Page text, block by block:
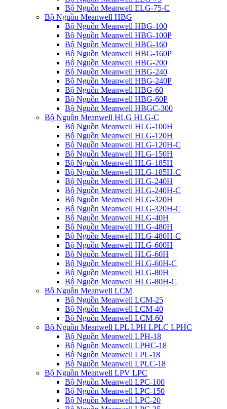
Bộ Nguồn Meanwell ELG-75-C
Bộ Nguồn Meanwell HBG
Bộ Nguồn Meanwell HBG-100
Bộ Nguồn Meanwell HBG-100P
Bộ Nguồn Meanwell HBG-160
Bộ Nguồn Meanwell HBG-160P
Bộ Nguồn Meanwell HBG-200
Bộ Nguồn Meanwell HBG-240
Bộ Nguồn Meanwell HBG-240P
Bộ Nguồn Meanwell HBG-60
Bộ Nguồn Meanwell HBG-60P
Bộ Nguồn Meanwell HBGC-300
Bộ Nguồn Meanwell HLG HLG-C
Bộ Nguồn Meanwell HLG-100H
Bộ Nguồn Meanwell HLG-120H
Bộ Nguồn Meanwell HLG-120H-C
Bộ Nguồn Meanwell HLG-150H
Bộ Nguồn Meanwell HLG-185H
Bộ Nguồn Meanwell HLG-185H-C
Bộ Nguồn Meanwell HLG-240H
Bộ Nguồn Meanwell HLG-240H-C
Bộ Nguồn Meanwell HLG-320H
Bộ Nguồn Meanwell HLG-320H-C
Bộ Nguồn Meanwell HLG-40H
Bộ Nguồn Meanwell HLG-480H
Bộ Nguồn Meanwell HLG-480H-C
Bộ Nguồn Meanwell HLG-600H
Bộ Nguồn Meanwell HLG-60H
Bộ Nguồn Meanwell HLG-60H-C
Bộ Nguồn Meanwell HLG-80H
Bộ Nguồn Meanwell HLG-80H-C
Bộ Nguồn Meanwell LCM
Bộ Nguồn Meanwell LCM-25
Bộ Nguồn Meanwell LCM-40
Bộ Nguồn Meanwell LCM-60
Bộ Nguồn Meanwell LPL LPH LPLC LPHC
Bộ Nguồn Meanwell LPH-18
Bộ Nguồn Meanwell LPHC-18
Bộ Nguồn Meanwell LPL-18
Bộ Nguồn Meanwell LPLC-18
Bộ Nguồn Meanwell LPV LPC
Bộ Nguồn Meanwell LPC-100
Bộ Nguồn Meanwell LPC-150
Bộ Nguồn Meanwell LPC-20